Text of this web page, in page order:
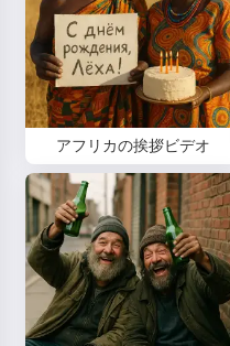
アフリカの挨拶ビデオ